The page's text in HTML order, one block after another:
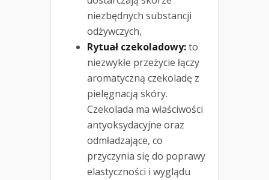
niezbędnych substancji
odżywczych,
Rytuał czekoladowy:to
niezwykłe przeżycie łączy
aromatyczną czekoladę z
pielęgnacją skóry.
Czekolada ma właściwości
antyoksydacyjne oraz
odmładzające, co
przyczynia się do poprawy
elastyczności i wyglądu